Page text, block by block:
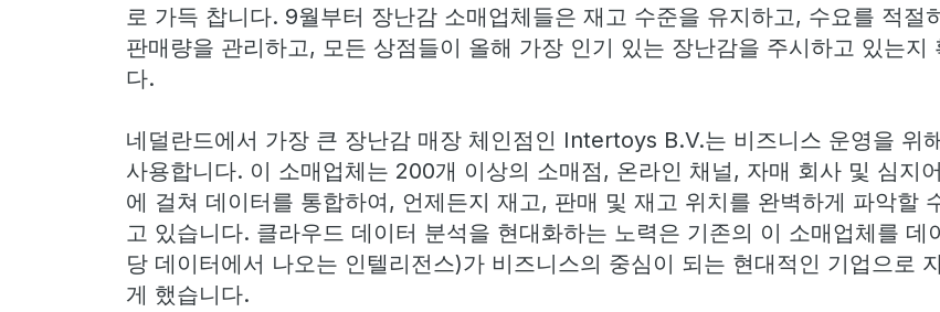
로 가득 찹니다. 9월부터 장난감 소매업체들은 재고 수준을 유지하고, 수요를 적절
판매량을 관리하고, 모든 상점들이 올해 가장 인기 있는 장난감을 주시하고 있는지
다.
네덜란드에서 가장 큰 장난감 매장 체인점인 Intertoys B.V.는 비즈니스 운영을 위
사용합니다. 이 소매업체는 200개 이상의 소매점, 온라인 채널, 자매 회사 및 심지
에 걸쳐 데이터를 통합하여, 언제든지 재고, 판매 및 재고 위치를 완벽하게 파악할
고 있습니다. 클라우드 데이터 분석을 현대화하는 노력은 기존의 이 소매업체를 데
당 데이터에서 나오는 인텔리전스)가 비즈니스의 중심이 되는 현대적인 기업으로
게 했습니다.